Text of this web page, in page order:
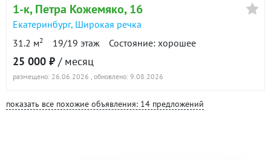
1-к, Петра Кожемяко, 16
Екатеринбург, Широкая речка
31.2 м2 19/19 этаж Состояние: хорошее
25 000 ₽ / месяц
размещено: 26.06.2026 , обновлено: 9.08.2026
показать все похожие объявления: 14 предложений